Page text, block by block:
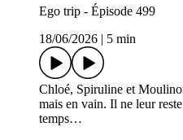
Ego trip - Épisode 499
18/06/2026
5 min
Chloé, Spiruline et
mais en vain. Il ne leur
temps…